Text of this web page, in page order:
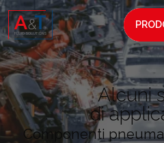
Alcuni
di
Componenti